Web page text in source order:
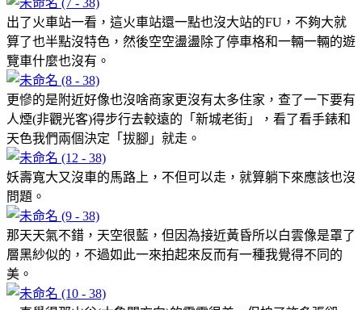
出了火車站一看，這火車站還一點也沒大站的FU，不夠大就
算了也半點沒特色，然後空空盪盪除了停車格和一輛一輛的遊
覽車什麼也沒有。
更慘的是附近好像也沒啥商家更沒有太多住家，查了一下要有
人煙(非觀光客)得步行去較遠的「新城老街」，看了看手錶和
天色我們兩個決定「拔腳」就走。
妖壽寬大又沒車的馬路上，不但可以走，就算躺下來應該也沒
問題。
那天天氣不錯，天空很藍，但因為接近黃昏所以白雲像是罩了
層黑紗似的，不過如此一來拍起來反而有一種我覺得不同的
美。